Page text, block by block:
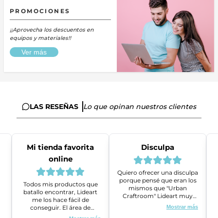
PROMOCIONES
¡¡Aprovecha los descuentos en
equipos y materiales!!
Ver más
LAS RESEÑAS Lo que opinan nuestros clientes
Mi tienda favorita
online
Todos mis productos que
batallo encontrar, Lideart
me los hace fácil de
conseguir. El área de
ventas es super amable y
Disculpa
Quiero ofrecer una disculpa
porque pensé que eran los
mismos que "Urban
Craftroom" Lideart muy
amables me ayudaron a
gestionar un problema que
Mostrar más